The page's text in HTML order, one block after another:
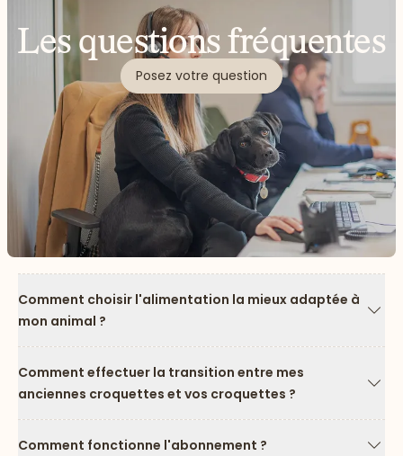
Les questions fréquentes
Posez votre question
Comment choisir l'alimentation la mieux adaptée à
mon animal ?
Comment effectuer la transition entre mes
anciennes croquettes et vos croquettes ?
Comment fonctionne l'abonnement ?